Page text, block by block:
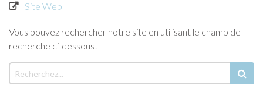
Site Web
Vous pouvez rechercher notre site en utilisant le champ de
recherche ci-dessous!